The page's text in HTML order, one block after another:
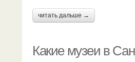
читать дальше →
Какие музеи в